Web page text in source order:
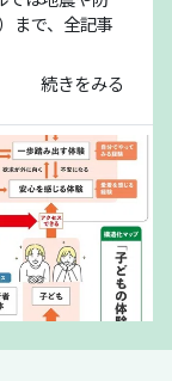
まで、全記事
続きをみる